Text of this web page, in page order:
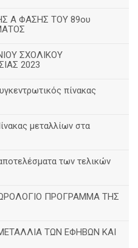
Α ΦΑΣΗΣ ΤΟΥ 89ου
ΣΧΟΛΙΚΟΥ
2023
πίνακας
μεταλλίων στα
των τελικών
ΠΡΟΓΡΑΜΜΑ ΤΗΣ
ΤΩΝ ΕΦΗΒΩΝ ΚΑΙ